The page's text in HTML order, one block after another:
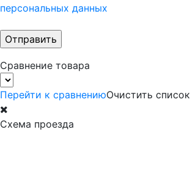
персональных данных
Сравнение товара
Перейти к сравнениюОчистить список
Схема проезда